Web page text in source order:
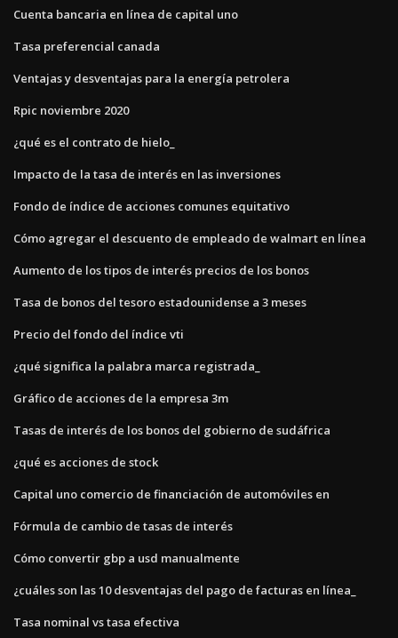
Cuenta bancaria en línea de capital uno
Tasa preferencial canada
Ventajas y desventajas para la energía petrolera
Rpic noviembre 2020
¿qué es el contrato de hielo_
Impacto de la tasa de interés en las inversiones
Fondo de índice de acciones comunes equitativo
Cómo agregar el descuento de empleado de walmart en línea
Aumento de los tipos de interés precios de los bonos
Tasa de bonos del tesoro estadounidense a 3 meses
Precio del fondo del índice vti
¿qué significa la palabra marca registrada_
Gráfico de acciones de la empresa 3m
Tasas de interés de los bonos del gobierno de sudáfrica
¿qué es acciones de stock
Capital uno comercio de financiación de automóviles en
Fórmula de cambio de tasas de interés
Cómo convertir gbp a usd manualmente
¿cuáles son las 10 desventajas del pago de facturas en línea_
Tasa nominal vs tasa efectiva